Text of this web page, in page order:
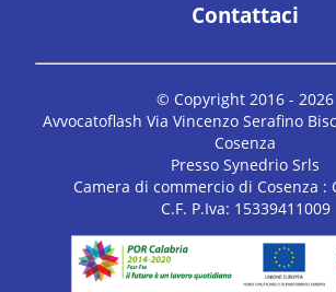
Contattaci
© Copyright 2016 - 2026
Avvocatoflash Via Vincenzo Serafino
Cosenza
Presso Synedrio Srls
Camera di commercio di Cosenza :
C.F. P.Iva: 15339411009